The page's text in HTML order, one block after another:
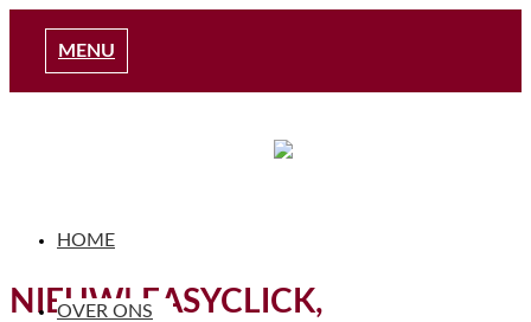
MENU
HOME
OVER ONS
NIEUW! EASYCLICK,